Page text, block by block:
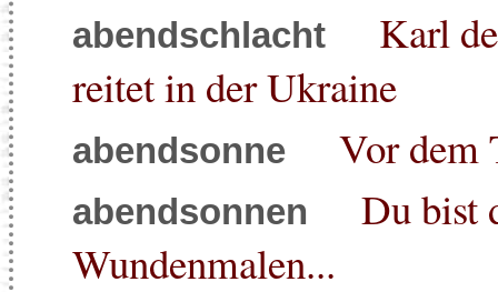
abendschlacht
Karl
reitet in der Ukraine
abendsonne Vor dem
abendsonnen
Du bist
Wundenmalen...